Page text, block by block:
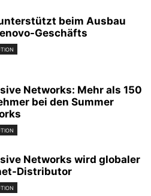
beim Ausbau
Geschäfts
Networks: Mehr als 150
bei den Summer
Networks wird globaler
Distributor